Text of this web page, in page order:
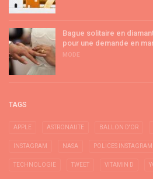
Bague solitaire en
pour une demande en
MODE
TAGS
APPLE ASTRONAUTE BALLON D'OR
INSTAGRAM NASA POLICES INSTAGRAM
TECHNOLOGIE TWEET VITAMIN D